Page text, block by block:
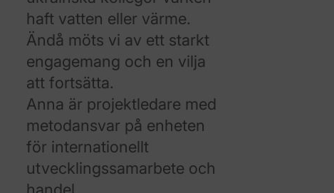
haft vatten eller värme.
Ändå möts vi av ett starkt
engagemang och en vilja
att fortsätta.
Anna är projektledare med
metodansvar på enheten
för internationellt
utvecklingssamarbete och